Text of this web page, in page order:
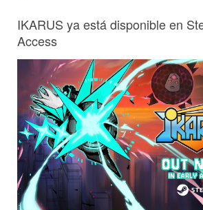
IKARUS ya está disponible en
Access